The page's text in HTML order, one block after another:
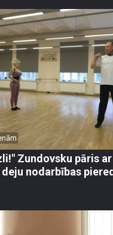
Zundovsku pāris
nodarbības